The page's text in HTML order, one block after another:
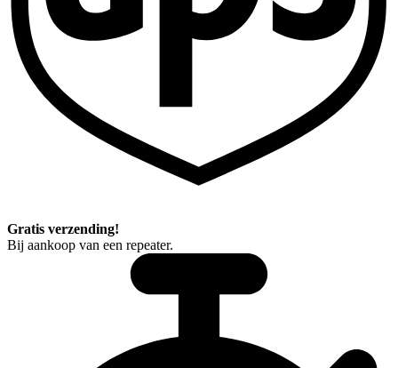
Gratis verzending!
Bij aankoop van een repeater.